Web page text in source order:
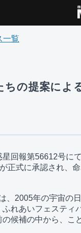
一覧
の提案によ
回報第56612号に
正式に承認され、
、2005年の宇宙の
れあいフェスティ
候補の中から、こ